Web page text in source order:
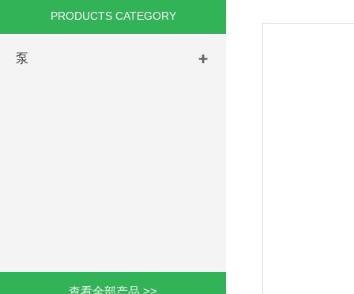
PRODUCTS CATEGORY
泵
查看全部产品 >>